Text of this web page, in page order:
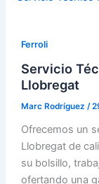
Ferroli
Servicio
Llobregat
Marc Rodríguez /
Ofrecemos un
Llobregat de
su bolsillo,
ofertando una